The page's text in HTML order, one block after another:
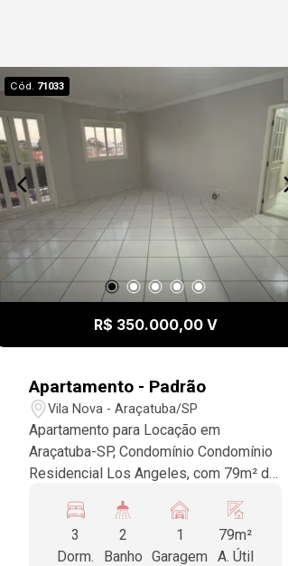
Cód. 71033
R$ 350.000,00 V
Apartamento - Padrão
Vila Nova - Araçatuba/SP
Apartamento para Locação em
Araçatuba-SP, Condomínio Condomínio
Residencial Los Angeles, com 79m² de
em armários, sala para 2 ambientes,
cozinha com armários planejados, área
de serviço, piso cerâmica, 1 vaga de
3
Dorm.
2
Banho
1
Garagem
79m²
A. Útil